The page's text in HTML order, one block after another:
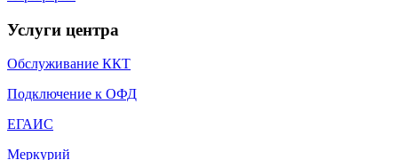
Услуги центра
Обслуживание ККТ
Подключение к ОФД
ЕГАИС
Меркурий